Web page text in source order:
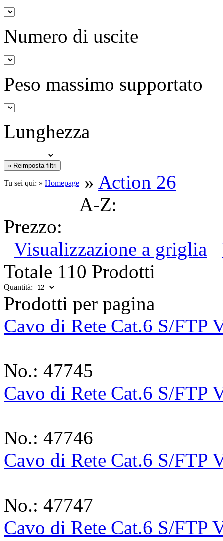
Numero di uscite
Peso massimo supportato
Lunghezza
Tu sei qui: » Homepage » Action 26
A-Z:
Prezzo:
Visualizzazione a griglia
Totale 110 Prodotti
Quantità:
Prodotti per pagina
Cavo di Rete Cat.6 S/FTP
No.: 47745
Cavo di Rete Cat.6 S/FTP
No.: 47746
Cavo di Rete Cat.6 S/FTP
No.: 47747
Cavo di Rete Cat.6 S/FTP